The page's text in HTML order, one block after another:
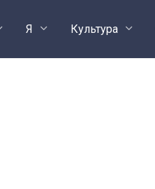
Я Культура